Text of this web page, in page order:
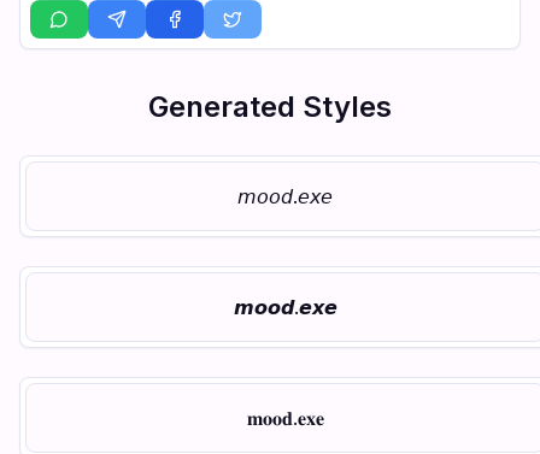
Generated Styles
𝘮𝘰𝘰𝘥.𝘦𝘹𝘦
𝙢𝙤𝙤𝙙.𝙚𝙭𝙚
𝐦𝐨𝐨𝐝.𝐞𝐱𝐞